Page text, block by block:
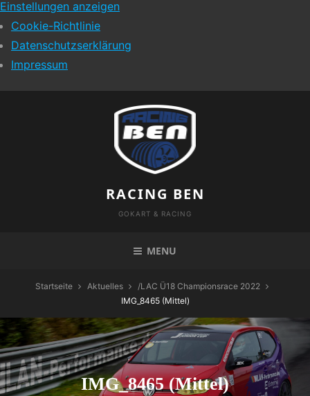
Einstellungen anzeigen
Cookie-Richtlinie
Datenschutzserklärung
Impressum
RACING BEN
GOKART & RACING
MENU
Startseite Aktuelles /LAC Ü18 Championsrace 2022
IMG_8465 (Mittel)
IMG_8465 (Mittel)